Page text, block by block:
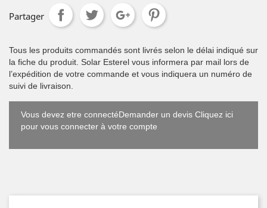
Partager
Tous les produits commandés sont livrés selon le délai indiqué sur
la fiche du produit. Solar Esterel vous informera par mail lors de
l’expédition de votre commande et vous indiquera un numéro de
suivi de livraison.
Vous devez etre connectéDemander un devis Cliquez ici
pour vous connecter à votre compte